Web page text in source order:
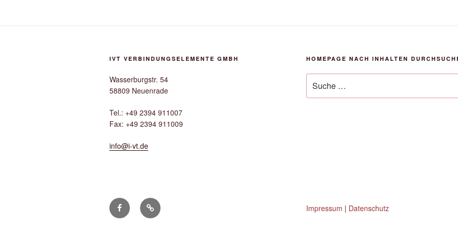
IVT VERBINDUNGSELEMENTE GMBH
Wasserburgstr. 54
58809 Neuenrade
Tel.: +49 2394 911007
Fax: +49 2394 911009
info@i-vt.de
HOMEPAGE NACH INHALTEN
nach:
facebookgoogle+ Impressum | Datenschutz